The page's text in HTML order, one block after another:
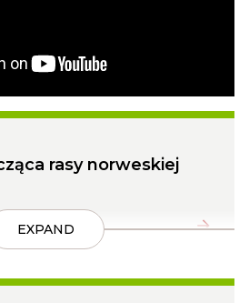
rasy norweskiej
EXPAND